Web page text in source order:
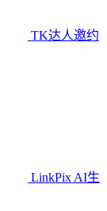
TK达人邀约
LinkPix AI生